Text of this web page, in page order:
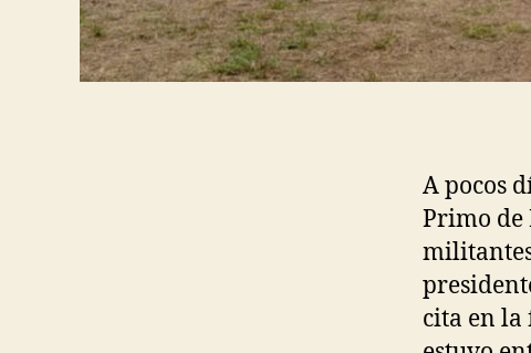
A pocos
Primo de
cita en la